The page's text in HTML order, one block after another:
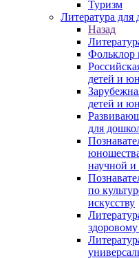
Туризм
Литература для
Назад
Фольклор
детей и
детей и
для
научной и
по
искусству